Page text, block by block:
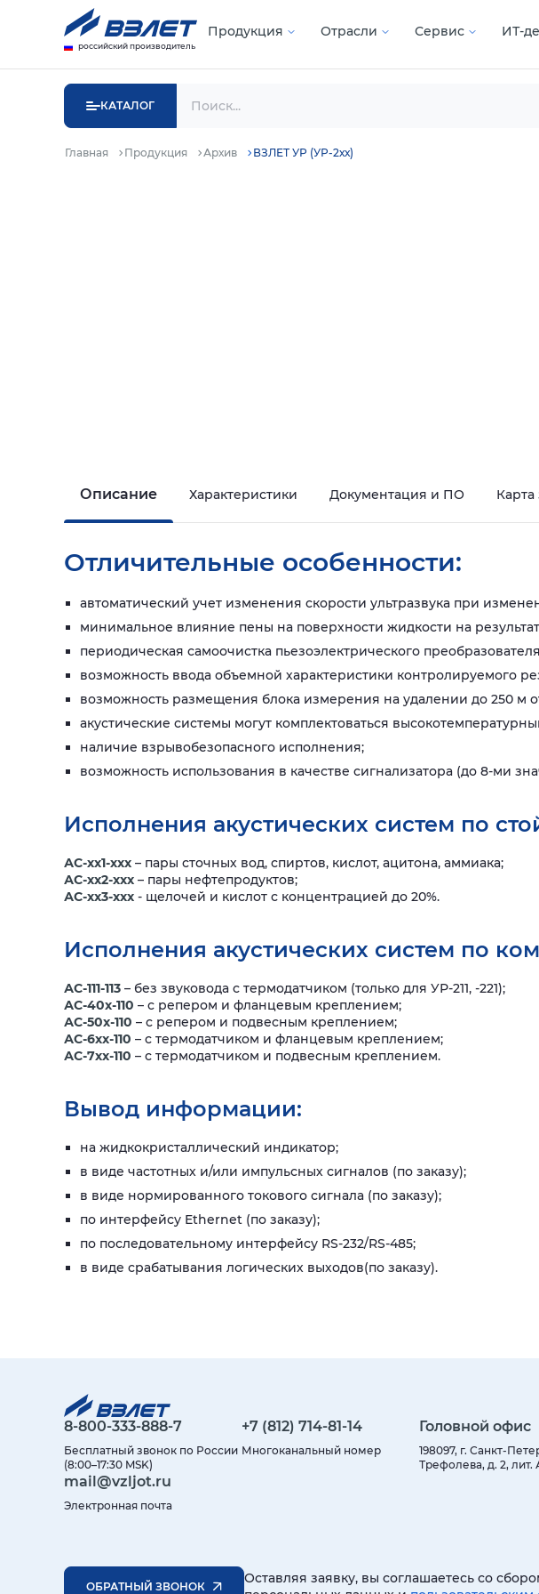
российский производитель
Продукция Отрасли Сервис ИТ-
КАТАЛОГ
Главная Продукция Архив ВЗЛЕТ УР (УР-2хх)
Описание Характеристики Документация и ПО Карта
Отличительные особенности:
автоматический учет изменения скорости ультразвука при
минимальное влияние пены на поверхности жидкости на
периодическая самоочистка пьезоэлектрического
возможность ввода объемной характеристики контролируемого
возможность размещения блока измерения на удалении до 250 м
акустические системы могут комплектоваться
наличие взрывобезопасного исполнения;
возможность использования в качестве сигнализатора (до 8-ми
Исполнения акустических систем по
АС-хх1-ххх – пары сточных вод, спиртов, кислот, ацитона, аммиака;
АС-хх2-ххх – пары нефтепродуктов;
АС-хх3-ххх - щелочей и кислот с концентрацией до 20%.
Исполнения акустических систем по
АС-111-113 – без звуковода с термодатчиком (только для УР-211, -221);
АС-40х-110 – с репером и фланцевым креплением;
АС-50х-110 – с репером и подвесным креплением;
АС-6хх-110 – с термодатчиком и фланцевым креплением;
АС-7хх-110 – с термодатчиком и подвесным креплением.
Вывод информации:
на жидкокристаллический индикатор;
в виде частотных и/или импульсных сигналов (по заказу);
в виде нормированного токового сигнала (по заказу);
по интерфейсу Ethernet (по заказу);
по последовательному интерфейсу RS-232/RS-485;
в виде срабатывания логических выходов(по заказу).
8-800-333-888-7
Бесплатный звонок по России
(8:00–17:30 MSK)
+7 (812) 714-81-14
Многоканальный номер
Головной офис
198097, г. Санкт-
Трефолева, д. 2,
mail@vzljot.ru
Электронная почта
ОБРАТНЫЙ ЗВОНОК
Оставляя заявку, вы соглашаетесь со